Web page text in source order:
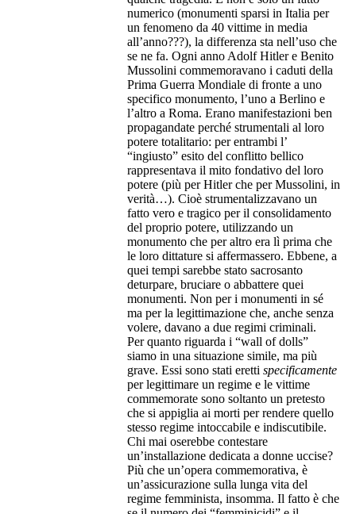
numerico (monumenti sparsi in Italia per
un fenomeno da 40 vittime in media
all’anno???), la differenza sta nell’uso che
se ne fa. Ogni anno Adolf Hitler e Benito
Mussolini commemoravano i caduti della
Prima Guerra Mondiale di fronte a uno
specifico monumento, l’uno a Berlino e
l’altro a Roma. Erano manifestazioni ben
propagandate perché strumentali al loro
potere totalitario: per entrambi l’
“ingiusto” esito del conflitto bellico
rappresentava il mito fondativo del loro
potere (più per Hitler che per Mussolini, in
verità…). Cioè strumentalizzavano un
fatto vero e tragico per il consolidamento
del proprio potere, utilizzando un
monumento che per altro era lì prima che
le loro dittature si affermassero. Ebbene, a
quei tempi sarebbe stato sacrosanto
deturpare, bruciare o abbattere quei
monumenti. Non per i monumenti in sé
ma per la legittimazione che, anche senza
volere, davano a due regimi criminali.
Per quanto riguarda i “wall of dolls”
siamo in una situazione simile, ma più
grave. Essi sono stati eretti specificamente
per legittimare un regime e le vittime
commemorate sono soltanto un pretesto
che si appiglia ai morti per rendere quello
stesso regime intoccabile e indiscutibile.
Chi mai oserebbe contestare
un’installazione dedicata a donne uccise?
Più che un’opera commemorativa, è
un’assicurazione sulla lunga vita del
regime femminista, insomma. Il fatto è che